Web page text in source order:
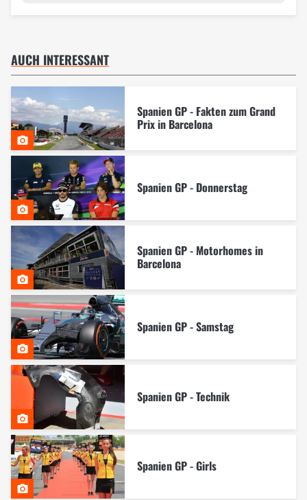
AUCH INTERESSANT
Spanien GP - Fakten zum Grand
Prix in Barcelona
Spanien GP - Donnerstag
Spanien GP - Motorhomes in
Barcelona
Spanien GP - Samstag
Spanien GP - Technik
Spanien GP - Girls